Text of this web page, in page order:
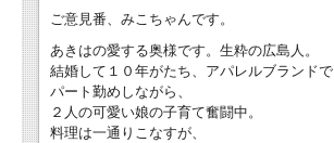
ご意見番、みこちゃんです。
あきはの愛する奥様です。生粋の広島人。
結婚して１０年がたち、アパレルブランドで
パート勤めしながら、
２人の可愛い娘の子育て奮闘中。
料理は一通りこなすが、